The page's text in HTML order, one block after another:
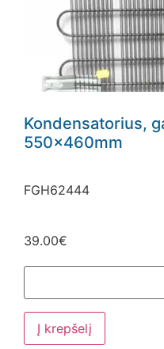
Kondensatorius,
550x460mm
FGH62444
39.00€
Į krepšelį